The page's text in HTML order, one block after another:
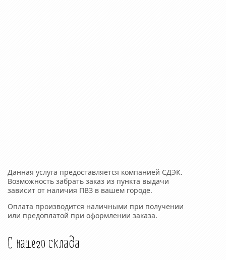
Данная услуга предоставляется компанией СДЭК.
Возможность забрать заказ из пункта выдачи
зависит от наличия ПВЗ в вашем городе.
Оплата производится наличными при получении
или предоплатой при оформлении заказа.
С нашего склада